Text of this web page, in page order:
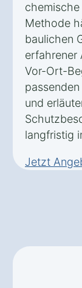
Methode
baulichen
erfahrener
Vor-Ort-
und
langfristig
Jetzt